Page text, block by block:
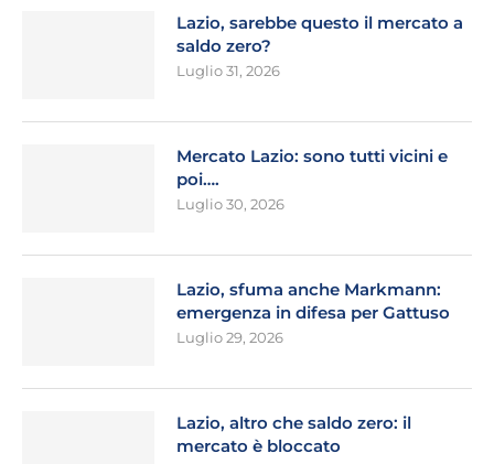
Lazio, sarebbe questo il mercato a
saldo zero?
Luglio 31, 2026
Mercato Lazio: sono tutti vicini e
poi….
Luglio 30, 2026
Lazio, sfuma anche Markmann:
emergenza in difesa per Gattuso
Luglio 29, 2026
Lazio, altro che saldo zero: il
mercato è bloccato